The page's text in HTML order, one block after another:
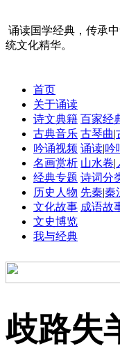
诵读国学经典，传承
统文化精华。
首页
关于诵读
诗文典籍 百家经
古典音乐 古琴曲|
吟诵视频 诵读|吟
名画赏析 山水卷|
经典专题 诗词分
历史人物 先秦|秦
文化故事 成语故
文史博览
我与经典
歧路失